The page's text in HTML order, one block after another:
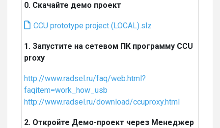
0. Скачайте демо проект
CCU prototype project (LOCAL).slz
1. Запустите на сетевом ПК программу CCU
proxy
http://www.radsel.ru/faq/web.html?
faqitem=work_how_usb
http://www.radsel.ru/download/ccuproxy.html
2. Откройте Демо-проект через Менеджер